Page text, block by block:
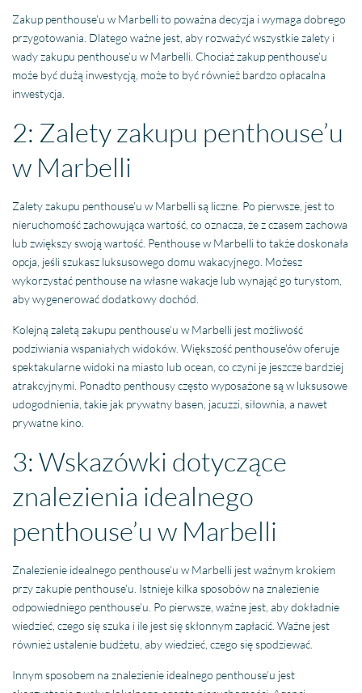
Zakup penthouse’u w Marbelli to poważna decyzja i wymaga dobrego
przygotowania. Dlatego ważne jest, aby rozważyć wszystkie zalety i
wady zakupu penthouse’u w Marbelli. Chociaż zakup penthouse’u
może być dużą inwestycją, może to być również bardzo opłacalna
inwestycja.
2: Zalety zakupu penthouse’u
w Marbelli
Zalety zakupu penthouse’u w Marbelli są liczne. Po pierwsze, jest to
nieruchomość zachowująca wartość, co oznacza, że z czasem zachowa
lub zwiększy swoją wartość. Penthouse w Marbelli to także doskonała
opcja, jeśli szukasz luksusowego domu wakacyjnego. Możesz
wykorzystać penthouse na własne wakacje lub wynająć go turystom,
aby wygenerować dodatkowy dochód.
Kolejną zaletą zakupu penthouse’u w Marbelli jest możliwość
podziwiania wspaniałych widoków. Większość penthouse’ów oferuje
spektakularne widoki na miasto lub ocean, co czyni je jeszcze bardziej
atrakcyjnymi. Ponadto penthousy często wyposażone są w luksusowe
udogodnienia, takie jak prywatny basen, jacuzzi, siłownia, a nawet
prywatne kino.
3: Wskazówki dotyczące
znalezienia idealnego
penthouse’u w Marbelli
Znalezienie idealnego penthouse’u w Marbelli jest ważnym krokiem
przy zakupie penthouse’u. Istnieje kilka sposobów na znalezienie
odpowiedniego penthouse’u. Po pierwsze, ważne jest, aby dokładnie
wiedzieć, czego się szuka i ile jest się skłonnym zapłacić. Ważne jest
również ustalenie budżetu, aby wiedzieć, czego się spodziewać.
Innym sposobem na znalezienie idealnego penthouse’u jest